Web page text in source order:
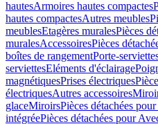
hautesArmoires hautes compactes
hautes compactesAutres meubles
meublesEtagères muralesPièces
muralesAccessoiresPièces
boîtes de rangementPorte-
serviettesEléments d'éclairage
magnétiquesPrises électriques
électriquesAutres accessoires
glaceMiroirsPièces détachées
intégréePièces détachées pour